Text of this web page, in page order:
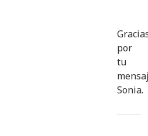
por
tu
Sonia.